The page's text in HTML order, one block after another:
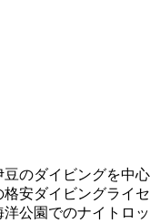
のダイビングを中心
安ダイビングライセ
公園でのナイトロッ